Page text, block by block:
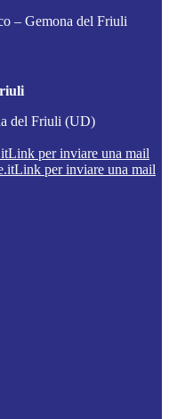
– Gemona del Friuli
del Friuli (UD)
Link per inviare una mail
Link per inviare una mail